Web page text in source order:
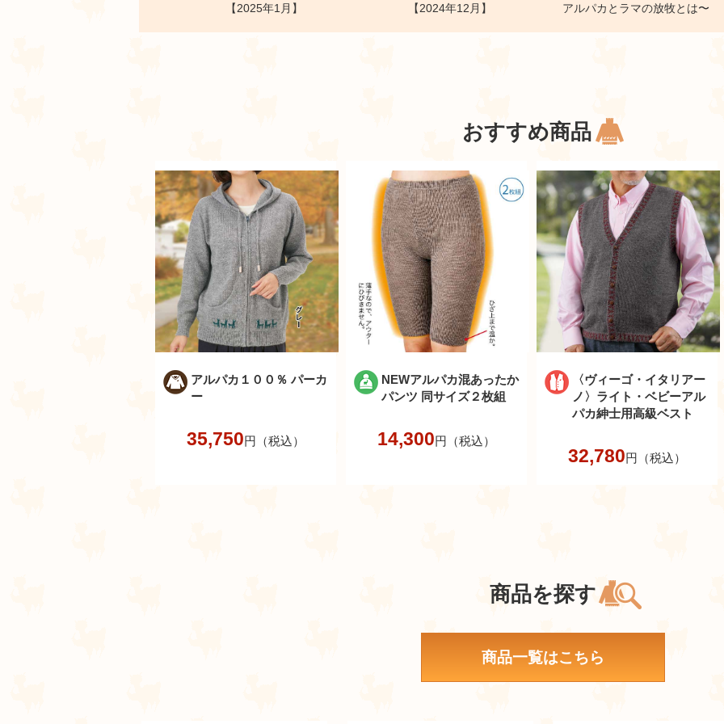
【2025年1月】 【2024年12月】 アルパカとラマの放牧とは〜
おすすめ商品
アルパカ１００％ パーカ
ー
35,750円（税込）
NEWアルパカ混あったか
パンツ 同サイズ２枚組
14,300円（税込）
〈ヴィーゴ・イタリアー
ノ〉ライト・ベビーアル
パカ紳士用高級ベスト
32,780円（税込）
商品を探す
商品一覧はこちら